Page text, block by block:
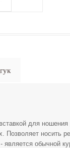
для
Позволяет носить
обычной